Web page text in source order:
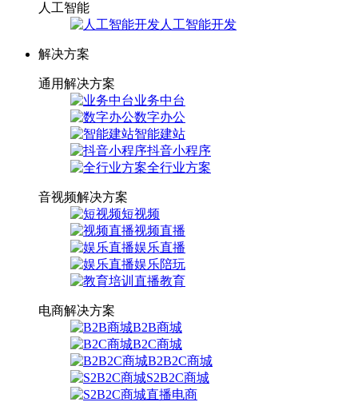
人工智能
人工智能开发
解决方案
通用解决方案
业务中台
数字办公
智能建站
抖音小程序
全行业方案
音视频解决方案
短视频
视频直播
娱乐直播
娱乐陪玩
直播教育
电商解决方案
B2B商城
B2C商城
B2B2C商城
S2B2C商城
直播电商